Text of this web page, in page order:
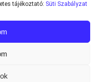
tájékoztató: Süti Szabályzat